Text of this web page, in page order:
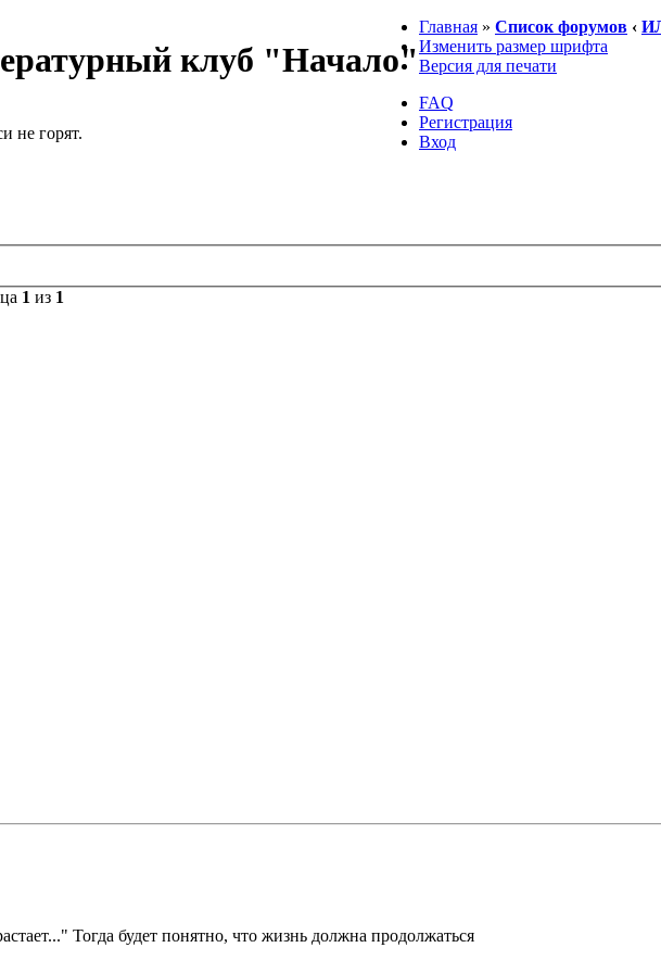
клуб "Начало"
не горят.
Главная » Список форумов ‹
Изменить размер шрифта
Версия для печати
FAQ
Регистрация
Вход
1 из 1
Тогда будет понятно, что жизнь должна продолжаться